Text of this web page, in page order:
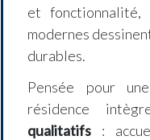
et
modernes
durables.
Pensée pour
résidence
qualitatifs :